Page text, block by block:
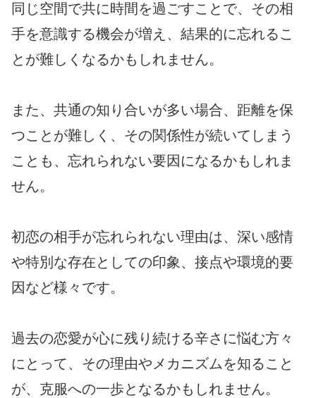
同じ空間で共に時間を過ごすことで、その相
手を意識する機会が増え、結果的に忘れるこ
とが難しくなるかもしれません。
また、共通の知り合いが多い場合、距離を保
つことが難しく、その関係性が続いてしまう
ことも、忘れられない要因になるかもしれま
せん。
初恋の相手が忘れられない理由は、深い感情
や特別な存在としての印象、接点や環境的要
因など様々です。
過去の恋愛が心に残り続ける辛さに悩む方々
にとって、その理由やメカニズムを知ること
が、克服への一歩となるかもしれません。